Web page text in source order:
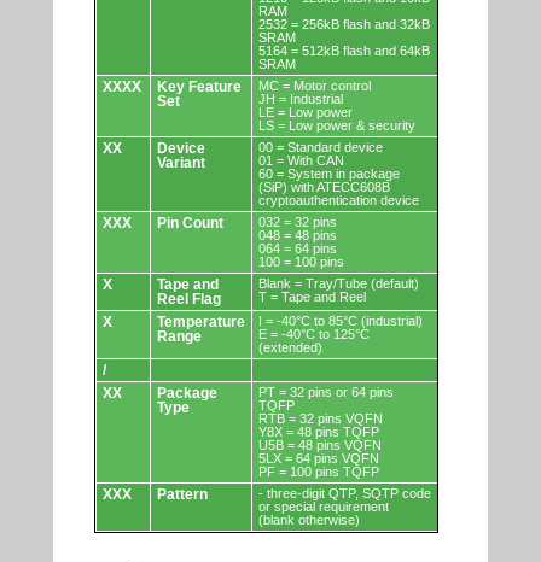
RAM
2532 = 256kB flash and 32kB
SRAM
5164 = 512kB flash and 64kB
SRAM
XXXX
Key Feature
Set
MC = Motor control
JH = Industrial
LE = Low power
LS = Low power & security
XX
Device
Variant
00 = Standard device
01 = With CAN
60 = System in package
(SiP) with ATECC608B
cryptoauthentication device
XXX Pin Count
032 = 32 pins
048 = 48 pins
064 = 64 pins
100 = 100 pins
X
Tape and
Reel Flag
Blank = Tray/Tube (default)
T = Tape and Reel
X
Temperature
Range
I = -40°C to 85°C (industrial)
E = -40°C to 125°C
(extended)
/
XX
Package
Type
PT = 32 pins or 64 pins
TQFP
RTB = 32 pins VQFN
Y8X = 48 pins TQFP
U5B = 48 pins VQFN
5LX = 64 pins VQFN
PF = 100 pins TQFP
XXX Pattern
- three-digit QTP, SQTP code
or special requirement
(blank otherwise)